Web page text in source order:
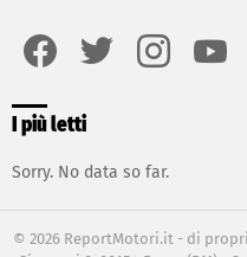
I più letti
Sorry. No data so far.
© 2026 ReportMotori.it - di